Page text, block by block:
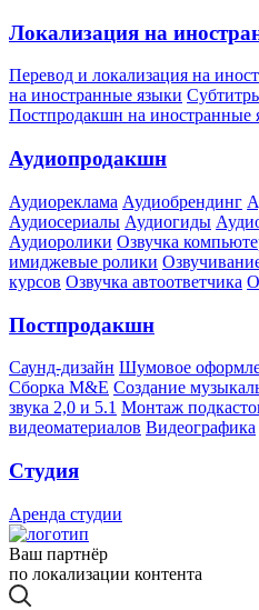
Локализация на
Перевод и локализация на
на иностранные языки
Постпродакшн на иностранные
Аудиопродакшн
Аудиореклама Аудиобрендинг
Аудиосериалы Аудиогиды
Аудиоролики Озвучка
имиджевые ролики
курсов Озвучка автоответчика
Постпродакшн
Саунд-дизайн Шумовое
Сборка M&E Создание
звука 2,0 и 5.1 Монтаж
видеоматериалов Видеографика
Студия
Аренда студии
Ваш партнёр
по локализации контента